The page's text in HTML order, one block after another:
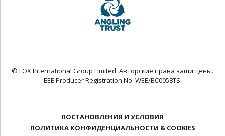
© FOX International Group Limited. Авторские права защищены.
EEE Producer Registration No. WEE/BC0058TS.
ПОСТАНОВЛЕНИЯ И УСЛОВИЯ
ПОЛИТИКА КОНФИДЕНЦИАЛЬНОСТИ & COOKIES